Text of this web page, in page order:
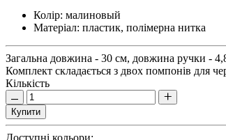
Колір: малиновый
Матеріал: пластик, полімерна нитка
Загальна довжина - 30 см, довжина ручки -
Комплект складається з двох помпонів для
Кількість
Купити
Доступні кольори: